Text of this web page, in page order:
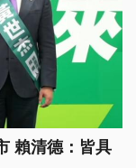
賴清德：皆具